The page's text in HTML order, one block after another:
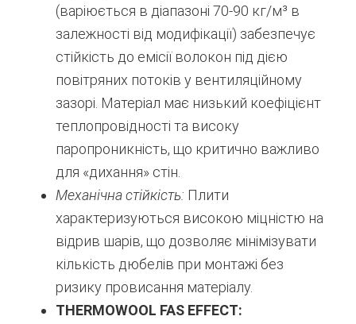
(варіюється в діапазоні 70-90 кг/м³ в
залежності від модифікації) забезпечує
стійкість до емісії волокон під дією
повітряних потоків у вентиляційному
зазорі. Матеріал має низький коефіцієнт
теплопровідності та високу
паропроникність, що критично важливо
для «дихання» стін.
Механічна стійкість: Плити
характеризуються високою міцністю на
відрив шарів, що дозволяє мінімізувати
кількість дюбелів при монтажі без
ризику провисання матеріалу.
THERMOWOOL FAS EFFECT: